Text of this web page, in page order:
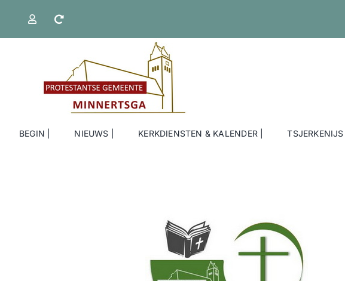
inhoud
BEGIN | NIEUWS | KERKDIENSTEN & KALENDER | TSJERKENIJS |